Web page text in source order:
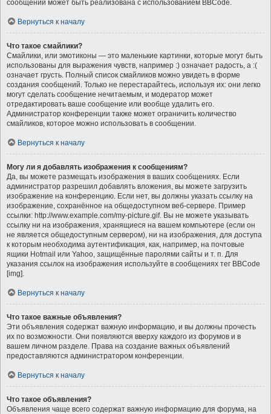
сообщений может быть реализована с использованием BBCode.
Вернуться к началу
Что такое смайлики?
Смайлики, или эмотиконы — это маленькие картинки, которые могут быть
использованы для выражения чувств, например :) означает радость, а :(
означает грусть. Полный список смайликов можно увидеть в форме
создания сообщений. Только не перестарайтесь, используя их: они легко
могут сделать сообщение нечитаемым, и модератор может
отредактировать ваше сообщение или вообще удалить его.
Администратор конференции также может ограничить количество
смайликов, которое можно использовать в сообщении.
Вернуться к началу
Могу ли я добавлять изображения к сообщениям?
Да, вы можете размещать изображения в ваших сообщениях. Если
администратор разрешил добавлять вложения, вы можете загрузить
изображение на конференцию. Если нет, вы должны указать ссылку на
изображение, сохранённое на общедоступном веб-сервере. Пример
ссылки: http://www.example.com/my-picture.gif. Вы не можете указывать
ссылку ни на изображения, хранящиеся на вашем компьютере (если он
не является общедоступным сервером), ни на изображения, для доступа
к которым необходима аутентификация, как, например, на почтовые
ящики Hotmail или Yahoo, защищённые паролями сайты и т. п. Для
указания ссылок на изображения используйте в сообщениях тег BBCode
[img].
Вернуться к началу
Что такое важные объявления?
Эти объявления содержат важную информацию, и вы должны прочесть
их по возможности. Они появляются вверху каждого из форумов и в
вашем личном разделе. Права на создание важных объявлений
предоставляются администратором конференции.
Вернуться к началу
Что такое объявления?
Объявления чаще всего содержат важную информацию для форума, на